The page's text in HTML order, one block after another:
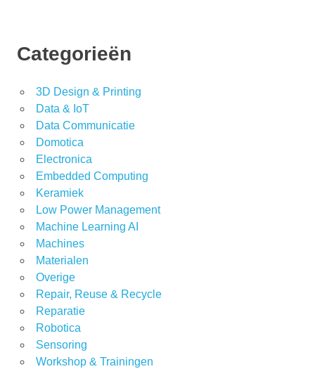
Categorieën
3D Design & Printing
Data & IoT
Data Communicatie
Domotica
Electronica
Embedded Computing
Keramiek
Low Power Management
Machine Learning AI
Machines
Materialen
Overige
Repair, Reuse & Recycle
Reparatie
Robotica
Sensoring
Workshop & Trainingen